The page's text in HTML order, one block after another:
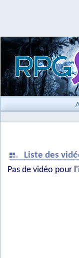
Liste des
Pas de vidéo pour